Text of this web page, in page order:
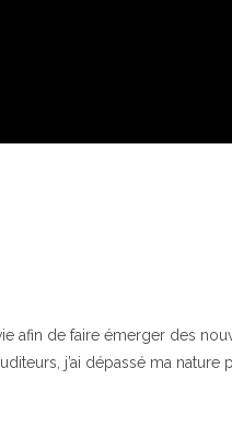
afin de faire émerger des
j’ai dépassé ma nature